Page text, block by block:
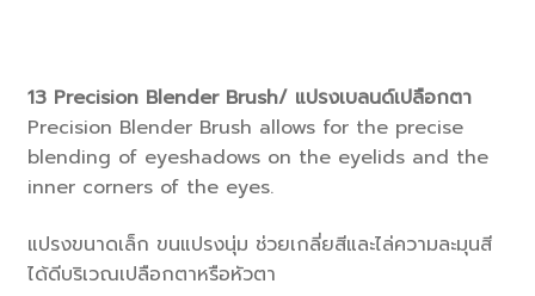
13Precision Blender Brush/ แปรงเบลนด์เปลือกตา
Precision Blender Brush allows for the precise
blending of eyeshadows on the eyelids and the
inner corners of the eyes.
แปรงขนาดเล็ก ขนแปรงนุ่ม ช่วยเกลี่ยสีและไล่ความละมุนสี
ได้ดีบริเวณเปลือกตาหรือหัวตา